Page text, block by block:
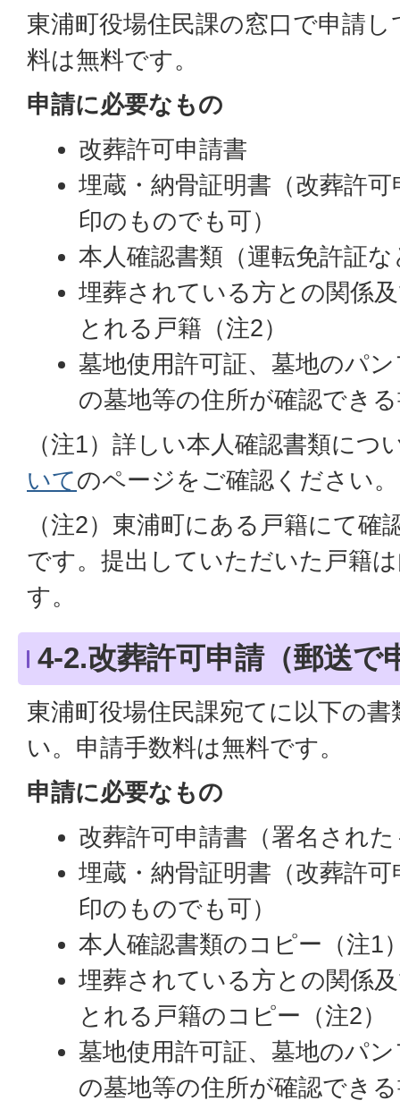
東浦町役場住民課の窓口で申請
料は無料です。
申請に必要なもの
改葬許可申請書
埋蔵・納骨証明書（改葬許
印のものでも可）
本人確認書類（運転免許証
埋葬されている方との関係
とれる戸籍（注2）
墓地使用許可証、墓地のパ
の墓地等の住所が確認でき
（注1）詳しい本人確認書類につ
いてのページをご確認ください。
（注2）東浦町にある戸籍にて確
です。提出していただいた戸籍
す。
4-2.改葬許可申請（郵送で
東浦町役場住民課宛てに以下の
い。申請手数料は無料です。
申請に必要なもの
改葬許可申請書（署名され
埋蔵・納骨証明書（改葬許
印のものでも可）
本人確認書類のコピー（注1
埋葬されている方との関係
とれる戸籍のコピー（注2）
墓地使用許可証、墓地のパ
の墓地等の住所が確認でき